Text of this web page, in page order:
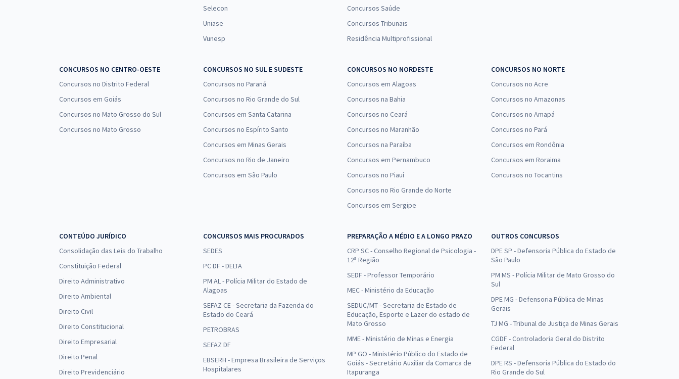
Selecon
Uniase
Vunesp
Concursos Saúde
Concursos Tribunais
Residência Multiprofissional
CONCURSOS NO CENTRO-OESTE
Concursos no Distrito Federal
Concursos em Goiás
Concursos no Mato Grosso do Sul
Concursos no Mato Grosso
CONCURSOS NO SUL E SUDESTE
Concursos no Paraná
Concursos no Rio Grande do Sul
Concursos em Santa Catarina
Concursos no Espírito Santo
Concursos em Minas Gerais
Concursos no Rio de Janeiro
Concursos em São Paulo
CONCURSOS NO NORDESTE
Concursos em Alagoas
Concursos na Bahia
Concursos no Ceará
Concursos no Maranhão
Concursos na Paraíba
Concursos em Pernambuco
Concursos no Piauí
Concursos no Rio Grande do Norte
Concursos em Sergipe
CONCURSOS NO NORTE
Concursos no Acre
Concursos no Amazonas
Concursos no Amapá
Concursos no Pará
Concursos em Rondônia
Concursos em Roraima
Concursos no Tocantins
CONTEÚDO JURÍDICO
Consolidação das Leis do Trabalho
Constituição Federal
Direito Administrativo
Direito Ambiental
Direito Civil
Direito Constitucional
Direito Empresarial
Direito Penal
Direito Previdenciário
CONCURSOS MAIS PROCURADOS
SEDES
PC DF - DELTA
PM AL - Polícia Militar do Estado de
Alagoas
SEFAZ CE - Secretaria da Fazenda do
Estado do Ceará
PETROBRAS
SEFAZ DF
EBSERH - Empresa Brasileira de Serviços
Hospitalares
PREPARAÇÃO A MÉDIO E A LONGO PRAZO
CRP SC - Conselho Regional de Psicologia -
12ª Região
SEDF - Professor Temporário
MEC - Ministério da Educação
SEDUC/MT - Secretaria de Estado de
Educação, Esporte e Lazer do estado de
Mato Grosso
MME - Ministério de Minas e Energia
MP GO - Ministério Público do Estado de
Goiás - Secretário Auxiliar da Comarca de
Itapuranga
OUTROS CONCURSOS
DPE SP - Defensoria Pública do Estado de
São Paulo
PM MS - Polícia Militar de Mato Grosso do
Sul
DPE MG - Defensoria Pública de Minas
Gerais
TJ MG - Tribunal de Justiça de Minas Gerais
CGDF - Controladoria Geral do Distrito
Federal
DPE RS - Defensoria Pública do Estado do
Rio Grande do Sul